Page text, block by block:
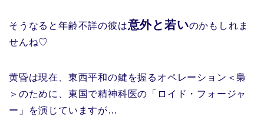
そうなると年齢不詳の彼は意外と若いのかもしれま
せんね♡
黄昏は現在、東西平和の鍵を握るオペレーション＜梟
＞のために、東国で精神科医の「ロイド・フォージャ
ー」を演じていますが…